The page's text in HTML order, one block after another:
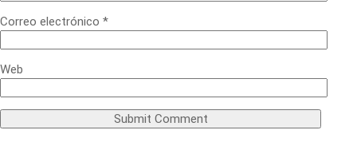
Correo electrónico *
Web